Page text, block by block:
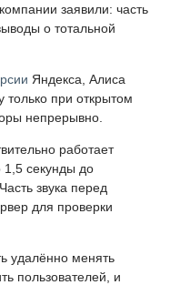
заявили: часть
о тотальной
Яндекса, Алиса
только при открытом
непрерывно.
работает
секунды до
звука перед
для проверки
удалённо менять
пользователей, и